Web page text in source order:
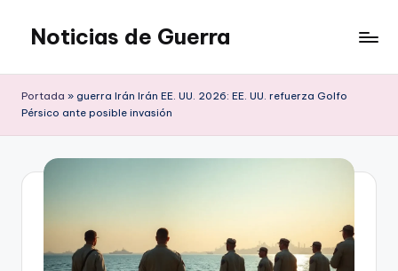
Saltar
contenido
Noticias de Guerra
Portada » guerra Irán Irán EE. UU. 2026: EE. UU. refuerza Golfo
Pérsico ante posible invasión